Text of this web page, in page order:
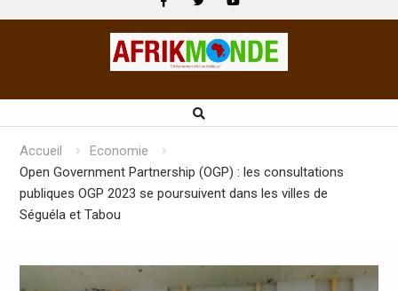
Accueil
Economie
Open Government Partnership (OGP) : les consultations
publiques OGP 2023 se poursuivent dans les villes de
Séguéla et Tabou